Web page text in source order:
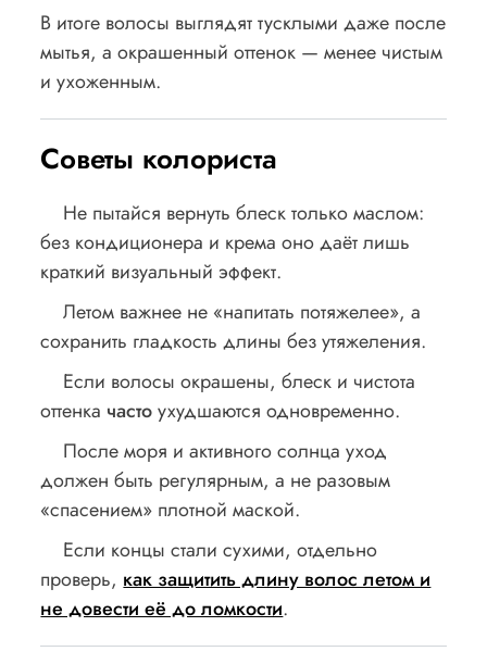
В итоге волосы выглядят тусклыми даже после
мытья, а окрашенный оттенок — менее чистым
и ухоженным.
Советы колориста
Не пытайся вернуть блеск только маслом:
без кондиционера и крема оно даёт лишь
краткий визуальный эффект.
Летом важнее не «напитать потяжелее», а
сохранить гладкость длины без утяжеления.
Если волосы окрашены, блеск и чистота
оттенка частоухудшаются одновременно.
После моря и активного солнца уход
должен быть регулярным, а не разовым
«спасением» плотной маской.
Если концы стали сухими, отдельно
проверь,как защитить длину волос летом и
не довести её до ломкости.